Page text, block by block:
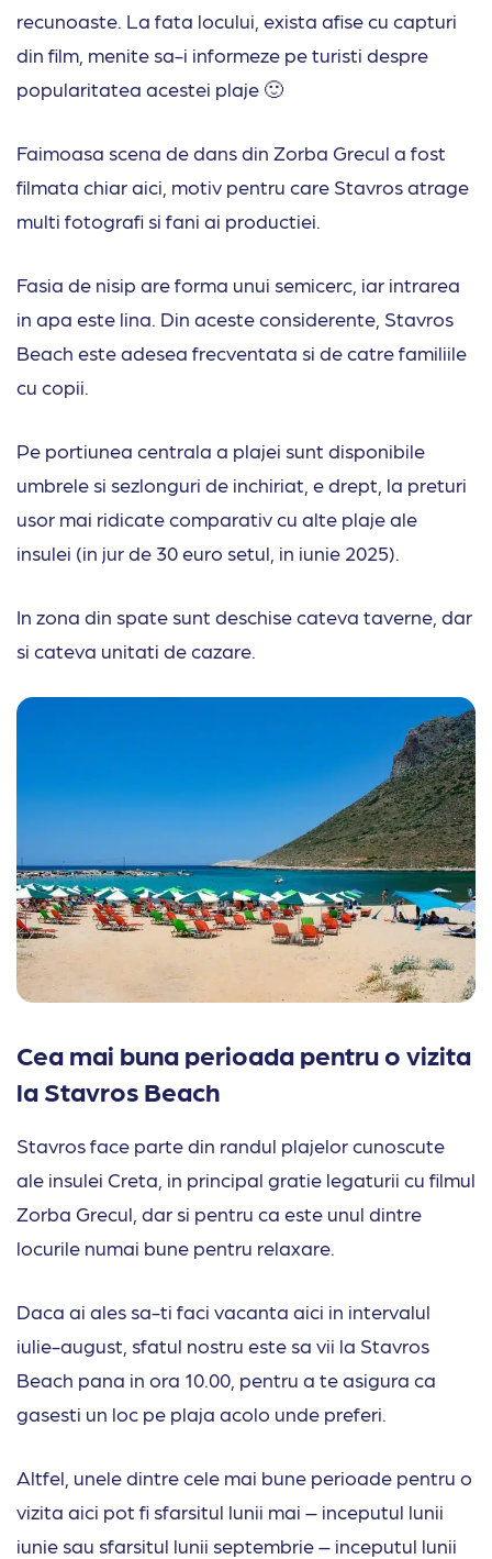
recunoaste. La fata locului, exista afise cu capturi
din film, menite sa-i informeze pe turisti despre
popularitatea acestei plaje 🙂
Faimoasa scena de dans din Zorba Grecul a fost
filmata chiar aici, motiv pentru care Stavros atrage
multi fotografi si fani ai productiei.
Fasia de nisip are forma unui semicerc, iar intrarea
in apa este lina. Din aceste considerente, Stavros
Beach este adesea frecventata si de catre familiile
cu copii.
Pe portiunea centrala a plajei sunt disponibile
umbrele si sezlonguri de inchiriat, e drept, la preturi
usor mai ridicate comparativ cu alte plaje ale
insulei (in jur de 30 euro setul, in iunie 2025).
In zona din spate sunt deschise cateva taverne, dar
si cateva unitati de cazare.
Cea mai buna perioada pentru o vizita
la Stavros Beach
Stavros face parte din randul plajelor cunoscute
ale insulei Creta, in principal gratie legaturii cu filmul
Zorba Grecul, dar si pentru ca este unul dintre
locurile numai bune pentru relaxare.
Daca ai ales sa-ti faci vacanta aici in intervalul
iulie-august, sfatul nostru este sa vii la Stavros
Beach pana in ora 10.00, pentru a te asigura ca
gasesti un loc pe plaja acolo unde preferi.
Altfel, unele dintre cele mai bune perioade pentru o
vizita aici pot fi sfarsitul lunii mai – inceputul lunii
iunie sau sfarsitul lunii septembrie – inceputul lunii